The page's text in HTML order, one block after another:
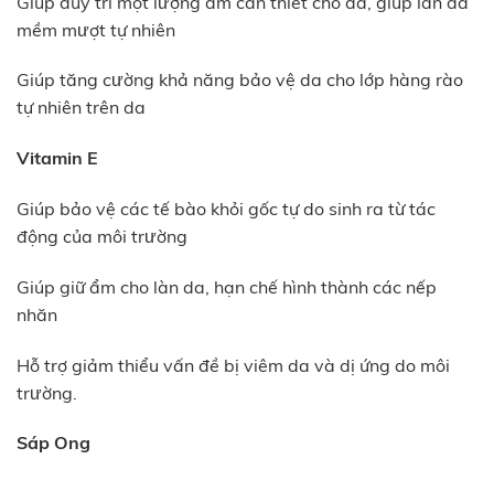
mềm mượt tự nhiên
Giúp tăng cường khả năng bảo vệ da cho lớp hàng rào
tự nhiên trên da
Vitamin E
Giúp bảo vệ các tế bào khỏi gốc tự do sinh ra từ tác
động của môi trường
Giúp giữ ẩm cho làn da, hạn chế hình thành các nếp
nhăn
Hỗ trợ giảm thiểu vấn đề bị viêm da và dị ứng do môi
trường.
Sáp Ong